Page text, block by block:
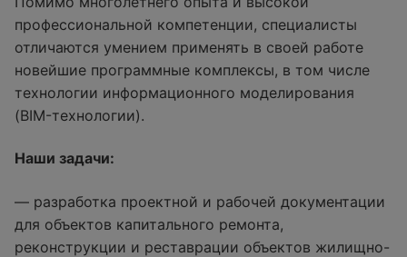
профессиональной компетенции, специалисты
отличаются умением применять в своей работе
новейшие программные комплексы, в том числе
технологии информационного моделирования
(BIM-технологии).
Наши задачи:
— разработка проектной и рабочей документации
для объектов капитального ремонта,
реконструкции и реставрации объектов жилищно-